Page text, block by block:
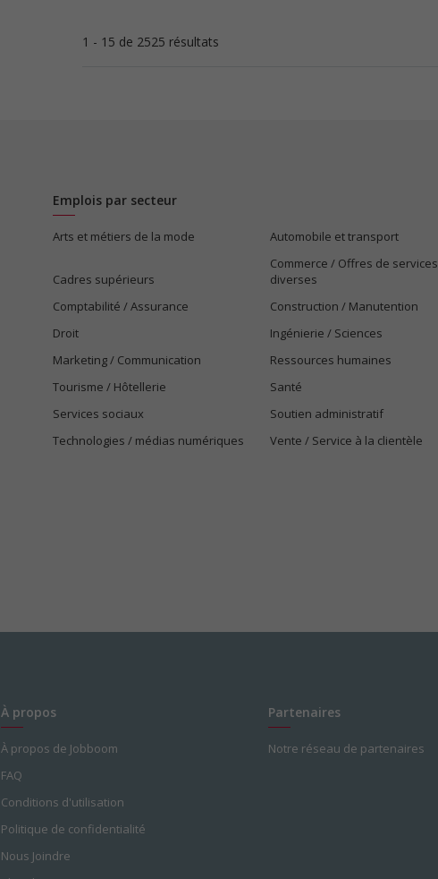
1 - 15 de 2525 résultats
Emplois par secteur
Arts et métiers de la mode Automobile et transport
Cadres supérieurs
Commerce / Offres de services
diverses
Comptabilité / Assurance
Construction / Manutention
Droit
Ingénierie / Sciences
Marketing / Communication
Ressources humaines
Tourisme / Hôtellerie
Santé
Services sociaux
Soutien administratif
Technologies / médias numériques
Vente / Service à la clientèle
À propos
À propos de Jobboom
FAQ
Conditions d'utilisation
Politique de confidentialité
Nous Joindre
Partenaires
Notre réseau de partenaires